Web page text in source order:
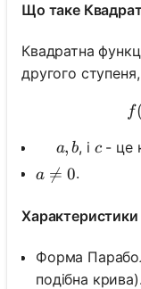
Що таке
Квадратна
другого
f
\,\quad a, b
a, b, і c
c- це
a \neq 0
a 
= 0.
Форма
подібна крива).